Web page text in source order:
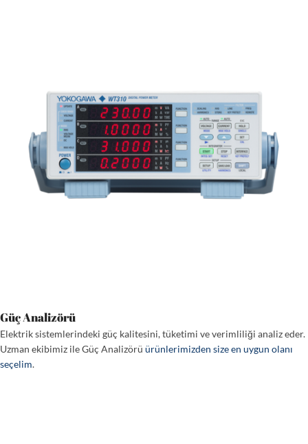
Güç Analizörü
Elektrik sistemlerindeki güç kalitesini, tüketimi ve verimliliği analiz eder.
Uzman ekibimiz ile Güç Analizörü ürünlerimizden size en uygun olanı
seçelim.